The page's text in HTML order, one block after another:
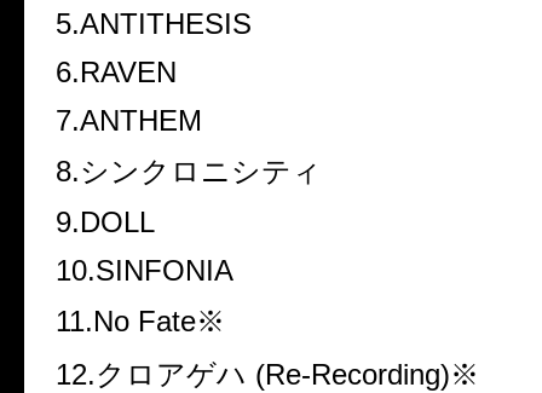
5.ANTITHESIS
6.RAVEN
7.ANTHEM
8.シンクロニシティ
9.DOLL
10.SINFONIA
11.No Fate※
12.クロアゲハ (Re-Recording)※